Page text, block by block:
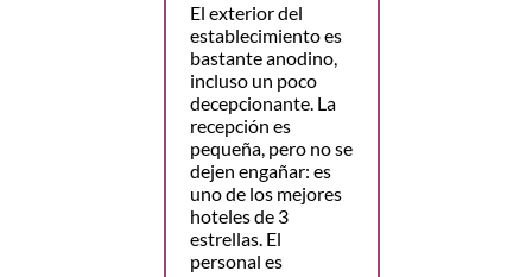
El exterior del
establecimiento es
bastante anodino,
incluso un poco
decepcionante. La
recepción es
pequeña, pero no se
dejen engañar: es
uno de los mejores
hoteles de 3
estrellas. El
personal es